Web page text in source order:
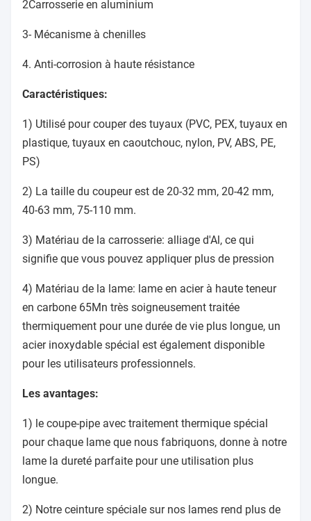
2Carrosserie en aluminium
3- Mécanisme à chenilles
4. Anti-corrosion à haute résistance
Caractéristiques:
1) Utilisé pour couper des tuyaux (PVC, PEX, tuyaux en
plastique, tuyaux en caoutchouc, nylon, PV, ABS, PE,
PS)
2) La taille du coupeur est de 20-32 mm, 20-42 mm,
40-63 mm, 75-110 mm.
3) Matériau de la carrosserie: alliage d'Al, ce qui
signifie que vous pouvez appliquer plus de pression
4) Matériau de la lame: lame en acier à haute teneur
en carbone 65Mn très soigneusement traitée
thermiquement pour une durée de vie plus longue, un
acier inoxydable spécial est également disponible
pour les utilisateurs professionnels.
Les avantages:
1) le coupe-pipe avec traitement thermique spécial
pour chaque lame que nous fabriquons, donne à notre
lame la dureté parfaite pour une utilisation plus
longue.
2) Notre ceinture spéciale sur nos lames rend plus de